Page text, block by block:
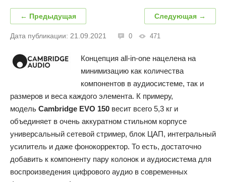
← Предыдущая Следующая →
Дата публикации: 21.09.2021 0 471
Концепция all-in-one нацелена на
минимизацию как количества
компонентов в аудиосистеме, так и
размеров и веса каждого элемента. К примеру,
модель Cambridge EVO 150 весит всего 5,3 кг и
объединяет в очень аккуратном стильном корпусе
универсальный сетевой стример, блок ЦАП, интегральный
усилитель и даже фонокорректор. То есть, достаточно
добавить к компоненту пару колонок и аудиосистема для
воспроизведения цифрового аудио в современных